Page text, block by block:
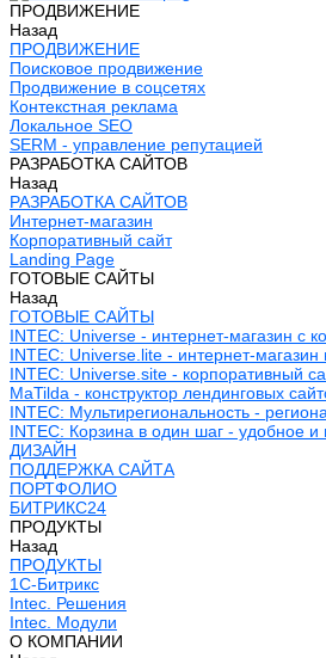
ПРОДВИЖЕНИЕ
Назад
ПРОДВИЖЕНИЕ
Поисковое продвижение
Продвижение в соцсетях
Контекстная реклама
Локальное SEO
SERM - управление репутацией
РАЗРАБОТКА САЙТОВ
Назад
РАЗРАБОТКА САЙТОВ
Интернет-магазин
Корпоративный сайт
Landing Page
ГОТОВЫЕ САЙТЫ
Назад
ГОТОВЫЕ САЙТЫ
INTEC: Universe - интернет-магазин с
INTEC: Universe.lite - интернет-
INTEC: Universe.site - корпоративный
MaTilda - конструктор лендинговых
INTEC: Мультирегиональность -
INTEC: Корзина в один шаг - удобное
ДИЗАЙН
ПОДДЕРЖКА САЙТА
ПОРТФОЛИО
БИТРИКС24
ПРОДУКТЫ
Назад
ПРОДУКТЫ
1С-Битрикс
Intec. Решения
Intec. Модули
О КОМПАНИИ